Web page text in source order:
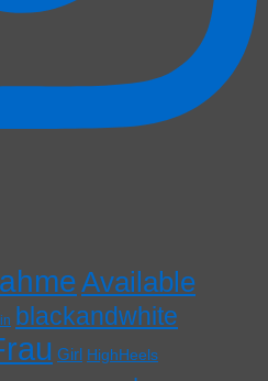
Available
blackandwhite
Girl HighHeels